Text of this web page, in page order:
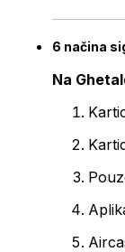
6 načina
Na